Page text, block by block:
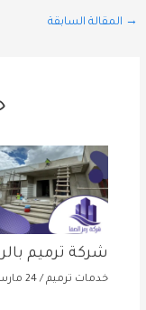
→ المقالة السابقة
شركة ترميم
خدمات ترميم/ 24 مارس، 2026